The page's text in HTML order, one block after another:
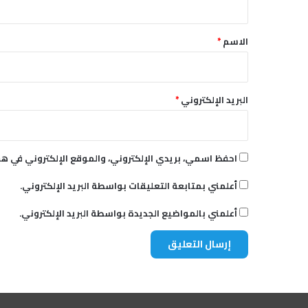
ر
*الاسم*
البريد الإلكتروني*
احفظ اسمي، بريدي الإلكتروني، والموقع الإلكتروني
أعلمني بمتابعة التعليقات بواسطة البريد الإلكتروني.
أعلمني بالمواضيع الجديدة بواسطة البريد الإلكتروني.